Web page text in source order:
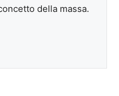
della massa.